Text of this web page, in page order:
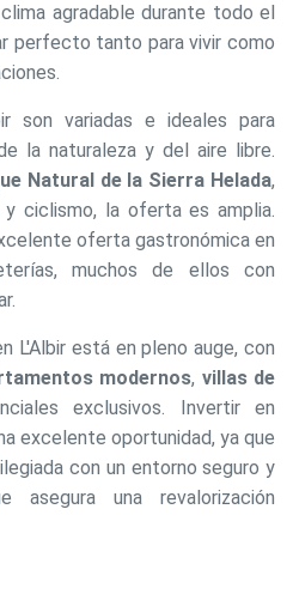
agradable durante todo el
perfecto tanto para vivir como
son variadas e ideales para
la naturaleza y del aire libre.
Natural de la Sierra Helada,
ciclismo, la oferta es amplia.
oferta gastronómica en
muchos de ellos con
L'Albir está en pleno auge, con
modernos, villas de
exclusivos. Invertir en
excelente oportunidad, ya que
con un entorno seguro y
una revalorización